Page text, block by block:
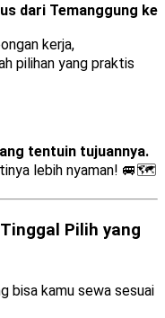
dari Temanggung ke
kerja,
pilihan yang praktis
tentuin tujuannya.
lebih nyaman! 🚐🗺️
Pilih yang
bisa kamu sewa sesuai